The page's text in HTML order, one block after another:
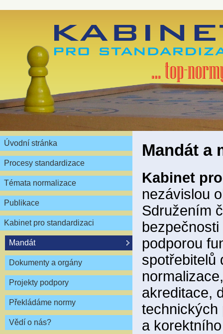
Úvodní stránka
Procesy standardizace
Témata normalizace
Publikace
Kabinet pro standardizaci
Mandát
Dokumenty a orgány
Projekty podpory
Překládáme normy
Vědí o nás?
Mandát a
Kabinet
nezávislou
Sdružením
podporou
spotřebitelů
akreditace,
technických
a